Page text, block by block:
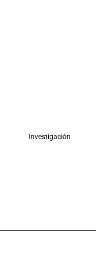
Investigación